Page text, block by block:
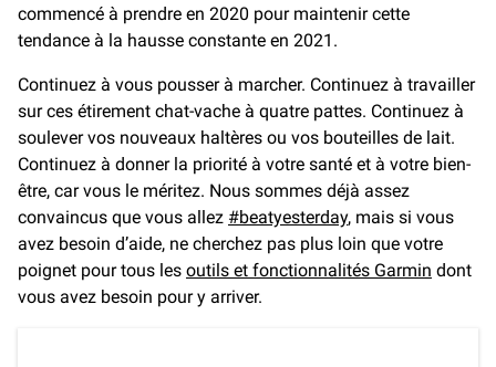
commencé à prendre en 2020 pour maintenir cette
tendance à la hausse constante en 2021.
Continuez à vous pousser à marcher. Continuez à travailler
sur ces étirement chat-vache à quatre pattes. Continuez à
soulever vos nouveaux haltères ou vos bouteilles de lait.
Continuez à donner la priorité à votre santé et à votre bien-
être, car vous le méritez. Nous sommes déjà assez
convaincus que vous allez #beatyesterday, mais si vous
avez besoin d’aide, ne cherchez pas plus loin que votre
poignet pour tous les outils et fonctionnalités Garmin dont
vous avez besoin pour y arriver.